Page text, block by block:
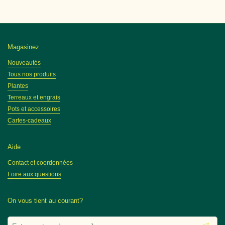
Magasinez
Nouveautés
Tous nos produits
Plantes
Terreaux et engrais
Pots et accessoires
Cartes-cadeaux
Aide
Contact et coordonnées
Foire aux questions
On vous tient au courant?